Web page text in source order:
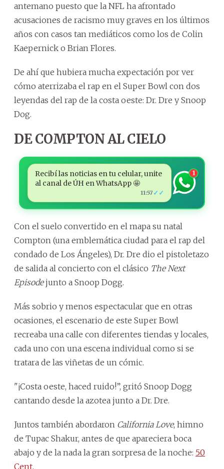
antemano puesto que la NFL ha afrontado
acusaciones de racismo muy graves en los últimos
años con casos tan mediáticos como los de Colin
Kaepernick o Brian Flores.
De ahí que hubiera mucha expectación por ver
cómo aterrizaba el rap en el Super Bowl con dos
leyendas del rap de la costa oeste: Dr. Dre y Snoop
Dog.
DE COMPTON AL CIELO
Recibí las noticias en tu celular, unite
al canal de ÚH en WhatsApp 🤩
11:57 ✓✓
1
Con el suelo convertido en el mapa su natal
Compton (una emblemática ciudad para el rap del
condado de Los Ángeles), Dr. Dre dio el pistoletazo
de salida al concierto con el clásico The Next
Episodejunto a Snoop Dogg.
Más sobrio y menos espectacular que en otras
ocasiones, el escenario de este Super Bowl
recreaba una calle con diferentes tiendas y locales,
cada uno con una escena individual como si se
tratara de las viñetas de un cómic.
"¡Costa oeste, haced ruido!”, gritó Snoop Dogg
cantando desde la azotea junto a Dr. Dre.
Juntos también abordaron California Love, himno
de Tupac Shakur, antes de que apareciera boca
abajo y de la nada la gran sorpresa de la noche: 50
Cent.